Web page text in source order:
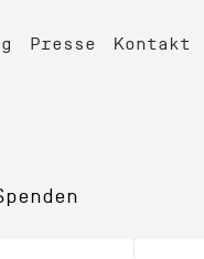
Presse Kontakt